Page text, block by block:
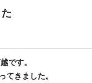
です。
てきました。